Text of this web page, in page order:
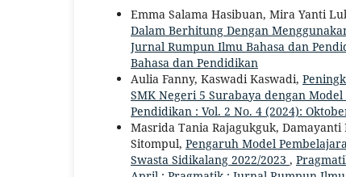
Emma Salama Hasibuan, Mira Yanti
Dalam Berhitung Dengan
Jurnal Rumpun Ilmu Bahasa dan
Bahasa dan Pendidikan
Aulia Fanny, Kaswadi Kaswadi,
SMK Negeri 5 Surabaya dengan
Pendidikan : Vol. 2 No. 4 (2024):
Masrida Tania Rajagukguk,
Sitompul, Pengaruh Model
Swasta Sidikalang 2022/2023 ,